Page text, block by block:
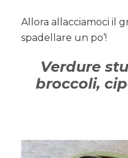
Allora allacciamoci il
spadellare un po’!
Verdure
broccoli,